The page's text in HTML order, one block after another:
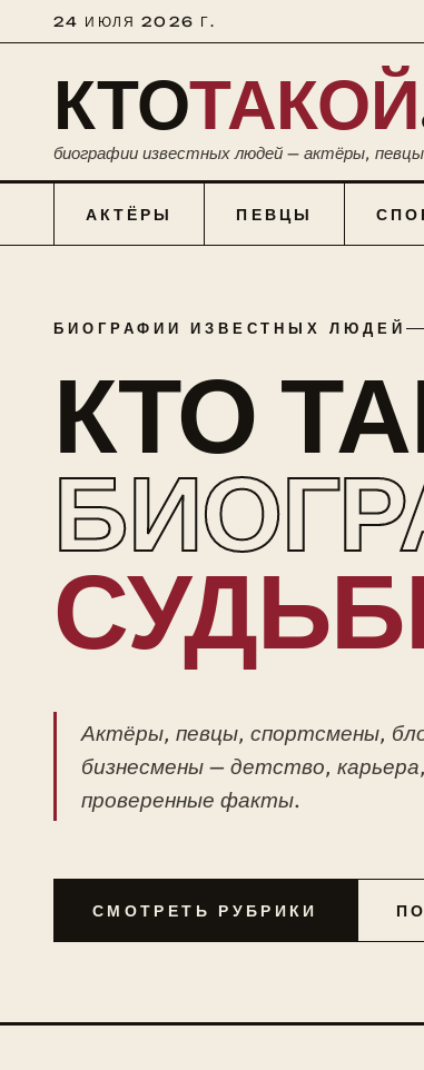
24 ИЮЛЯ 2026 Г.
КТОТАКОЙ
биографии известных людей — актёры,
АКТЁРЫ ПЕВЦЫ
БИОГРАФИИ ИЗВЕСТНЫХ ЛЮДЕЙ
КТО
Актёры, певцы, спортсмены,
бизнесмены — детство,
проверенные факты.
СМОТРЕТЬ РУБРИКИ